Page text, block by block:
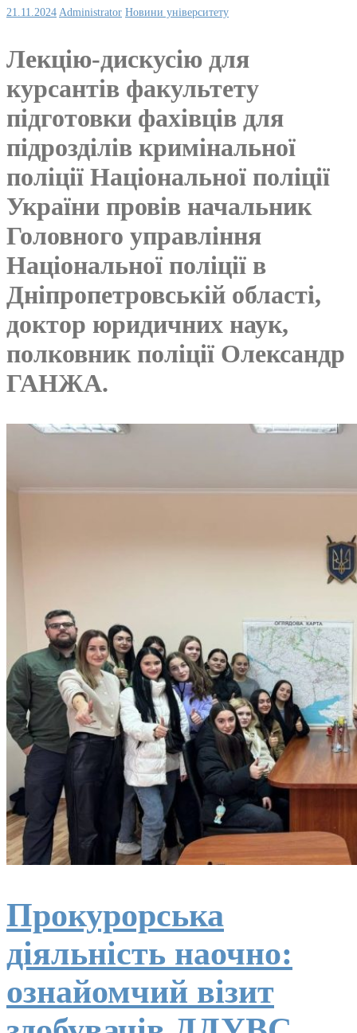
21.11.2024 Administrator Новини університету
Лекцію-дискусію для
курсантів факультету
підготовки фахівців для
підрозділів кримінальної
поліції Національної поліції
України провів начальник
Головного управління
Національної поліції в
Дніпропетровській області,
доктор юридичних наук,
полковник поліції Олександр
ГАНЖА.
Прокурорська
діяльність наочно:
ознайомчий візит